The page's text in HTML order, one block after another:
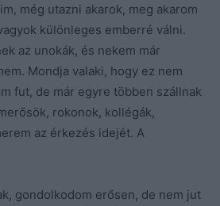
még utazni akarok, meg akarom
különleges emberré válni.
az unokák, és nekem már
Mondja valaki, hogy ez nem
fut, de már egyre többen szállnak
rokonok, kollégák,
az érkezés idejét. A
gondolkodom erősen, de nem jut